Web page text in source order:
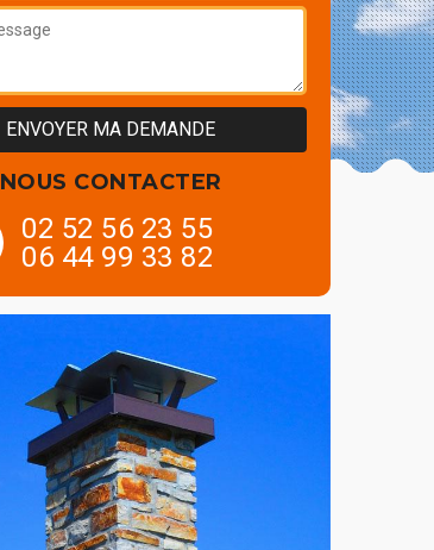
NOUS CONTACTER
02 52 56 23 55
06 44 99 33 82